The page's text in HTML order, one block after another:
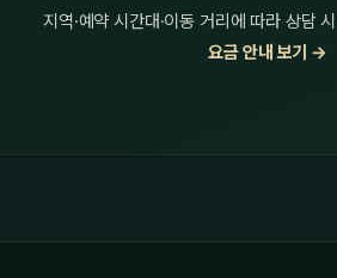
지역·예약 시간대·이동 거리에 따라 상담
요금 안내 보기 →